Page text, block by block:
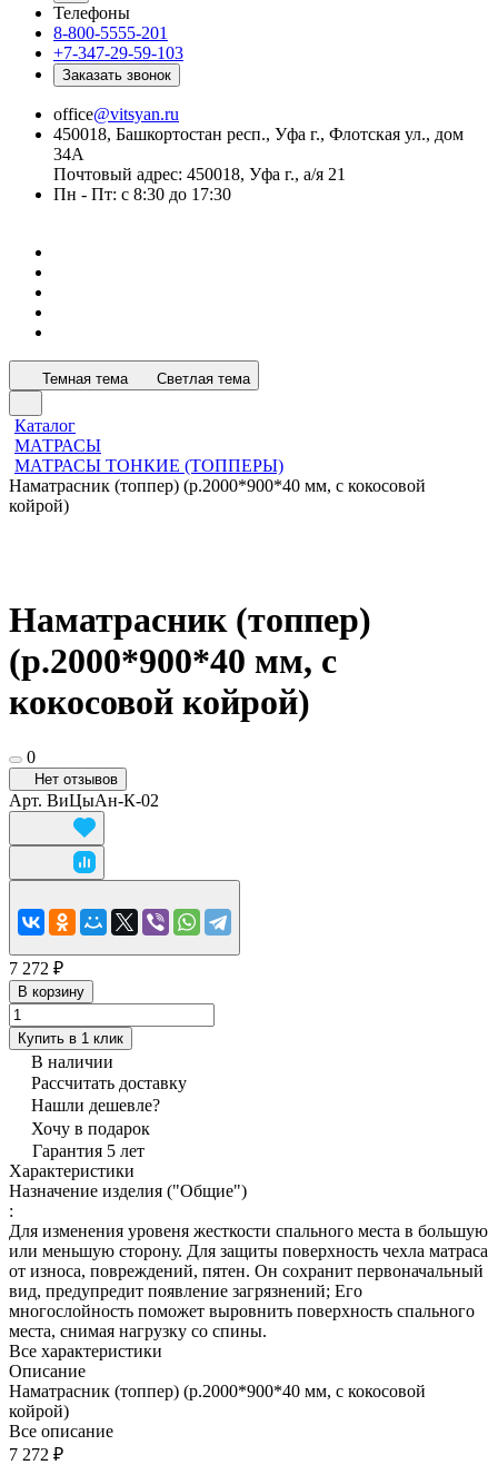
Телефоны
8-800-5555-201
+7-347-29-59-103
Заказать звонок
office@vitsyan.ru
450018, Башкортостан респ., Уфа г., Флотская ул., дом
34А
Почтовый адрес: 450018, Уфа г., а/я 21
Пн - Пт: с 8:30 до 17:30
Темная тема Светлая тема
Каталог
МАТРАСЫ
МАТРАСЫ ТОНКИЕ (ТОППЕРЫ)
Наматрасник (топпер) (р.2000*900*40 мм, с кокосовой
койрой)
Наматрасник (топпер)
(р.2000*900*40 мм, с
кокосовой койрой)
0
Нет отзывов
Арт. ВиЦыАн-К-02
7 272 ₽
В корзину
Купить в 1 клик
В наличии
Рассчитать доставку
Нашли дешевле?
Хочу в подарок
Гарантия 5 лет
Характеристики
Назначение изделия ("Общие")
:
Для изменения уровеня жесткости спального места в большую
или меньшую сторону. Для защиты поверхность чехла матраса
от износа, повреждений, пятен. Он сохранит первоначальный
вид, предупредит появление загрязнений; Его
многослойность поможет выровнить поверхность спального
места, снимая нагрузку со спины.
Все характеристики
Описание
Наматрасник (топпер) (р.2000*900*40 мм, с кокосовой
койрой)
Все описание
7 272 ₽